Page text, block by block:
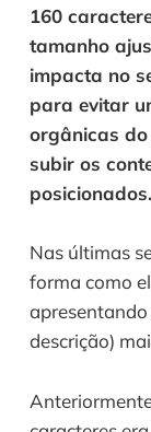
160
tamanho
impacta no
para evitar
orgânicas
subir os
posicionados.
Nas últimas
forma como
descrição)